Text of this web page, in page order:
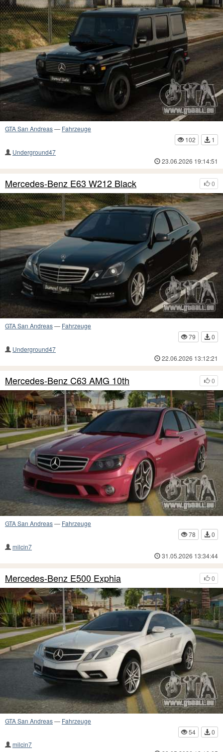
GTA San Andreas— Fahrzeuge
102
1
Underground47
23.06.2026 19:14:51
0
Mercedes-Benz E63 W212 Black
GTA San Andreas— Fahrzeuge
79
0
Underground47
22.06.2026 13:12:21
0
Mercedes-Benz C63 AMG 10th
GTA San Andreas— Fahrzeuge
78
0
milcin7
31.05.2026 13:34:44
0
Mercedes-Benz E500 Exphia
GTA San Andreas— Fahrzeuge
54
0
milcin7